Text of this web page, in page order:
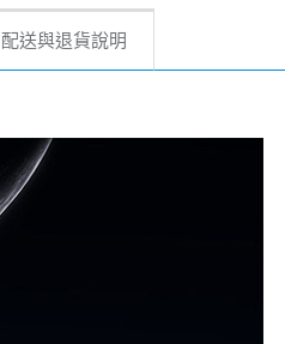
配送與退貨說明